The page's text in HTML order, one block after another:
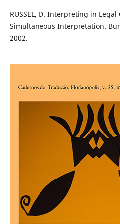
RUSSEL, D. Interpreting in
Simultaneous Interpretation.
2002.